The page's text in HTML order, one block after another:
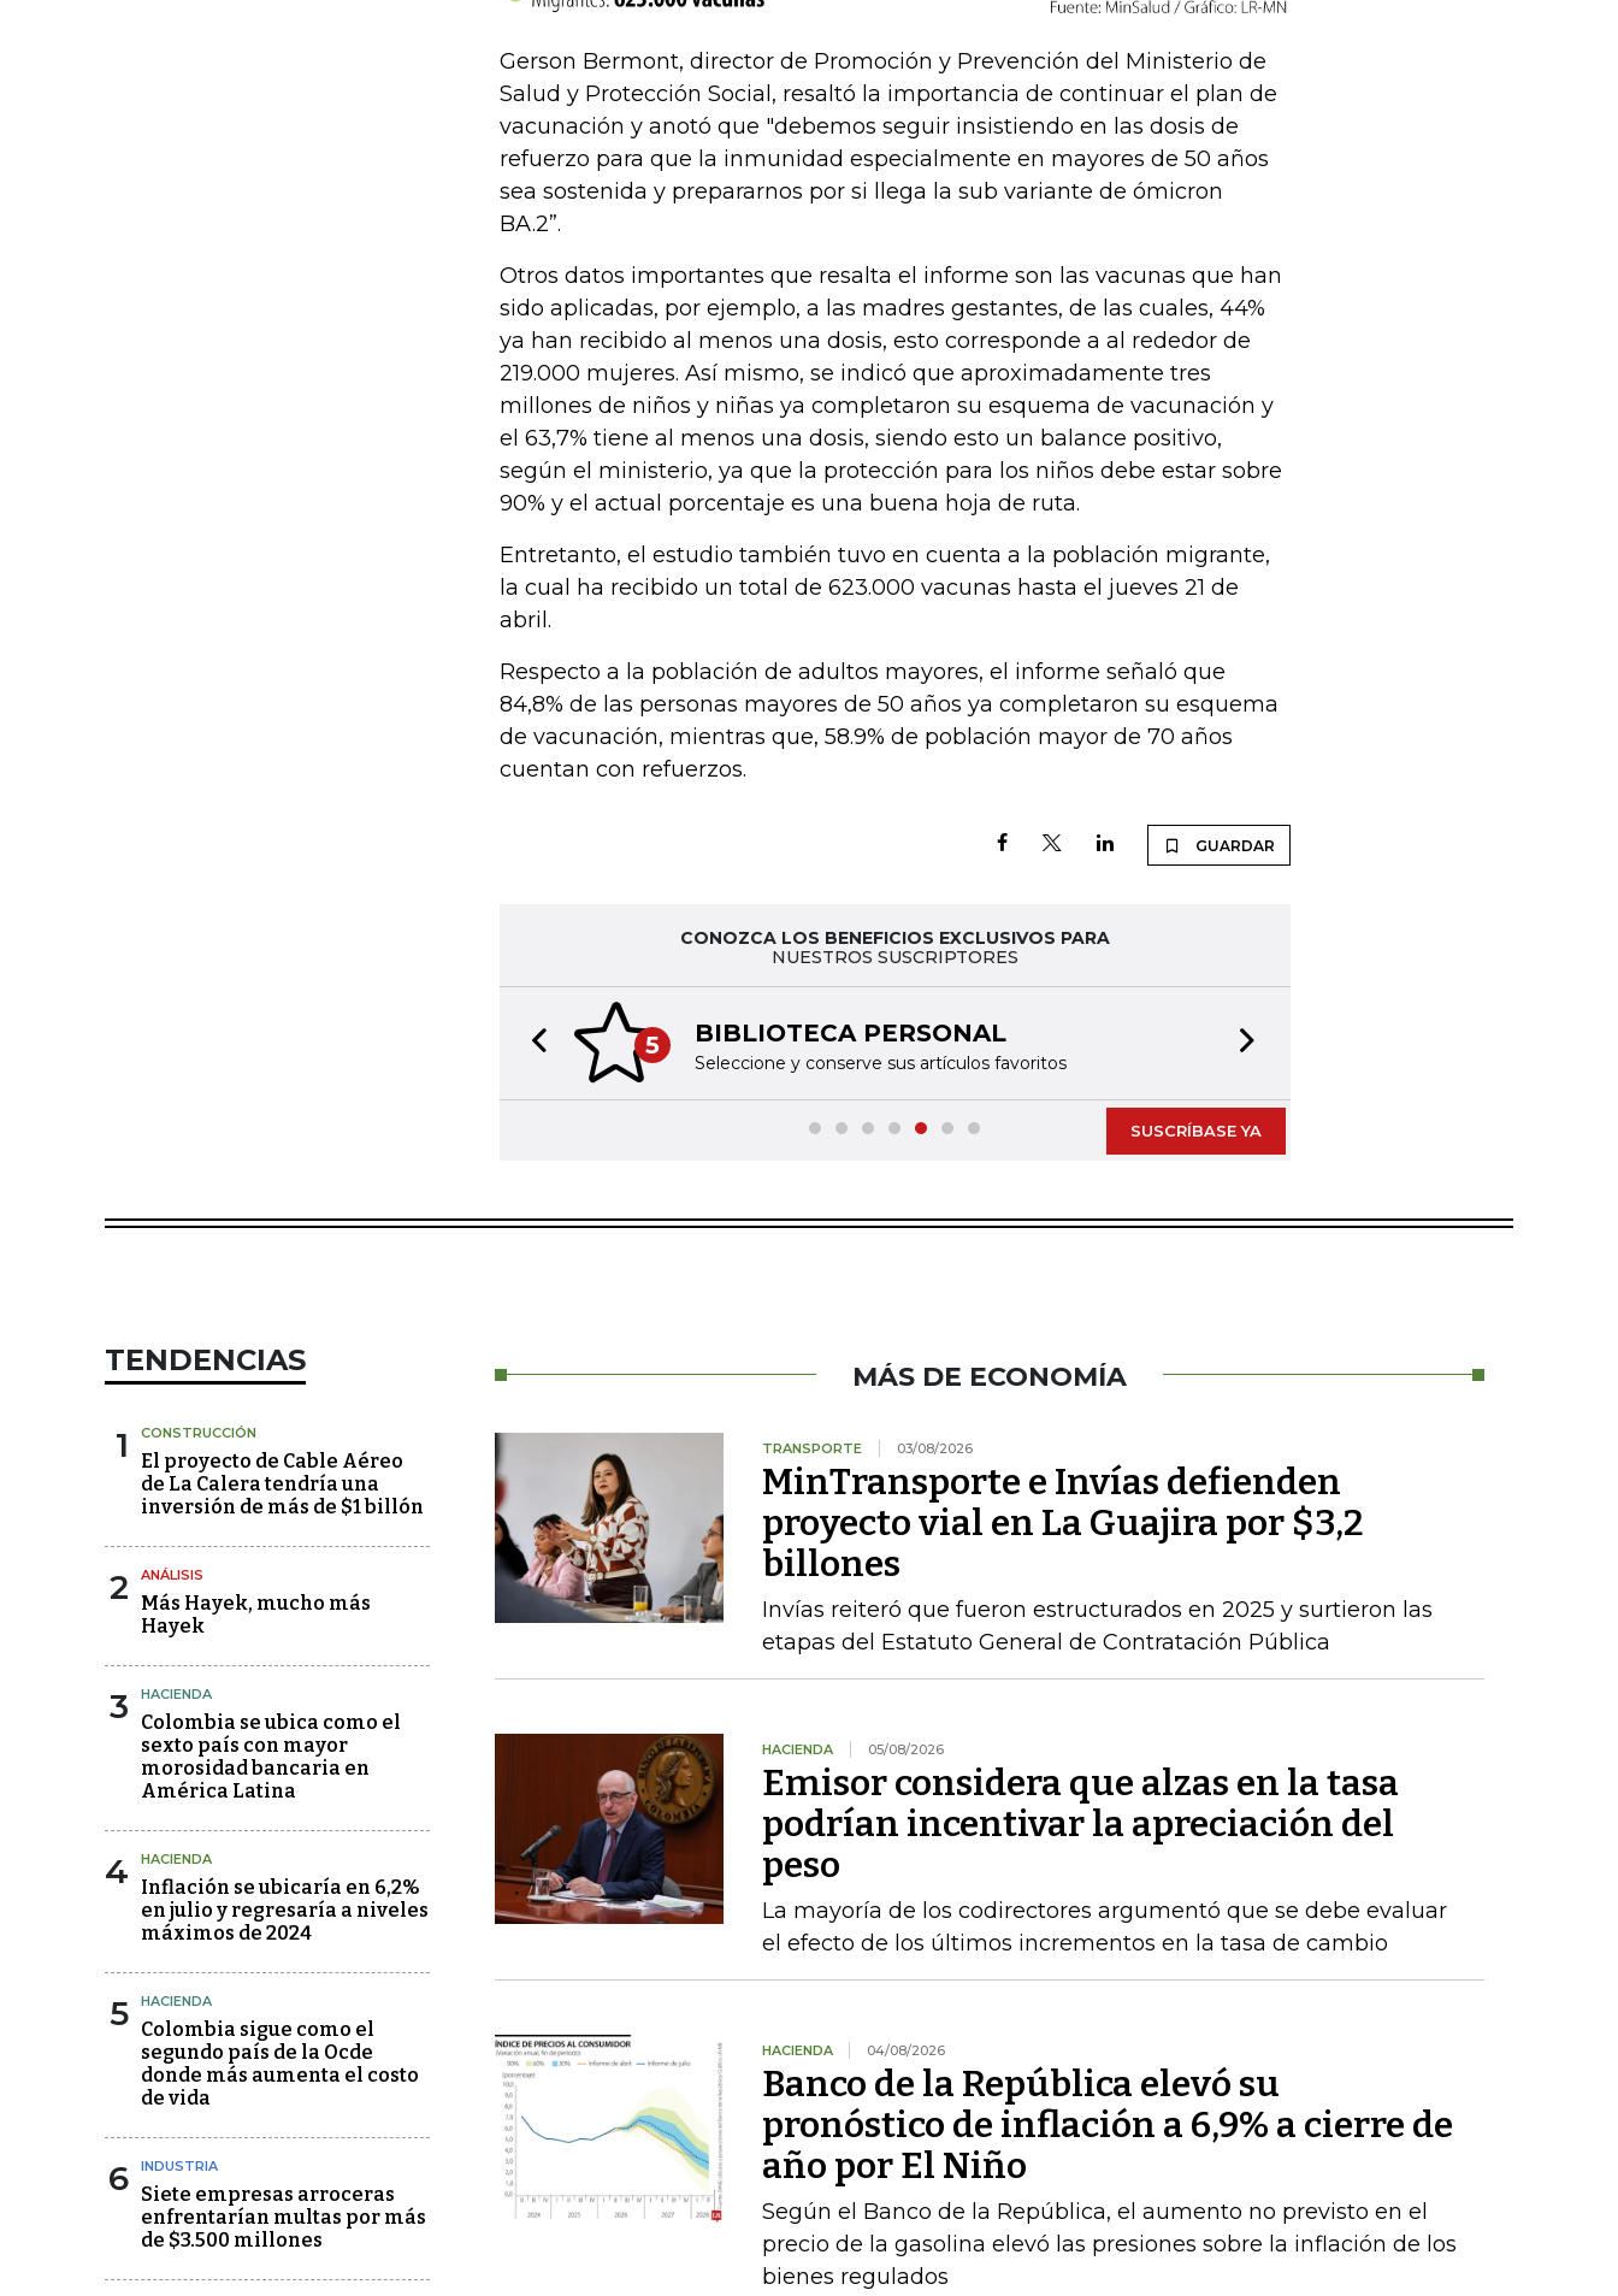
Gerson Bermont, director de Promoción y Prevención del Ministerio de
Salud y Protección Social, resaltó la importancia de continuar el plan de
vacunación y anotó que "debemos seguir insistiendo en las dosis de
refuerzo para que la inmunidad especialmente en mayores de 50 años
sea sostenida y prepararnos por si llega la sub variante de ómicron
BA.2”.
Otros datos importantes que resalta el informe son las vacunas que han
sido aplicadas, por ejemplo, a las madres gestantes, de las cuales, 44%
ya han recibido al menos una dosis, esto corresponde a al rededor de
219.000 mujeres. Así mismo, se indicó que aproximadamente tres
millones de niños y niñas ya completaron su esquema de vacunación y
el 63,7% tiene al menos una dosis, siendo esto un balance positivo,
según el ministerio, ya que la protección para los niños debe estar sobre
90% y el actual porcentaje es una buena hoja de ruta.
Entretanto, el estudio también tuvo en cuenta a la población migrante,
la cual ha recibido un total de 623.000 vacunas hasta el jueves 21 de
abril.
Respecto a la población de adultos mayores, el informe señaló que
84,8% de las personas mayores de 50 años ya completaron su esquema
de vacunación, mientras que, 58.9% de población mayor de 70 años
cuentan con refuerzos.
GUARDAR
CONOZCA LOS BENEFICIOS EXCLUSIVOS PARA
NUESTROS SUSCRIPTORES
5 BIBLIOTECA PERSONAL
Seleccione y conserve sus artículos favoritos
Previous slide
SUSCRÍBASE YA
TENDENCIAS
1 CONSTRUCCIÓN
El proyecto de Cable Aéreo
de La Calera tendría una
inversión de más de $1 billón
2 ANÁLISIS
Más Hayek, mucho más
Hayek
3 HACIENDA
Colombia se ubica como el
sexto país con mayor
morosidad bancaria en
América Latina
4 HACIENDA
Inflación se ubicaría en 6,2%
en julio y regresaría a niveles
máximos de 2024
5 HACIENDA
Colombia sigue como el
segundo país de la Ocde
donde más aumenta el costo
de vida
6 INDUSTRIA
Siete empresas arroceras
enfrentarían multas por más
de $3.500 millones
MÁS DE ECONOMÍA
TRANSPORTE 03/08/2026
MinTransporte e Invías defienden
proyecto vial en La Guajira por $3,2
billones
Invías reiteró que fueron estructurados en 2025 y surtieron las
etapas del Estatuto General de Contratación Pública
HACIENDA 05/08/2026
Emisor considera que alzas en la tasa
podrían incentivar la apreciación del
peso
La mayoría de los codirectores argumentó que se debe evaluar
el efecto de los últimos incrementos en la tasa de cambio
HACIENDA 04/08/2026
Banco de la República elevó su
pronóstico de inflación a 6,9% a cierre de
año por El Niño
Según el Banco de la República, el aumento no previsto en el
precio de la gasolina elevó las presiones sobre la inflación de los
bienes regulados